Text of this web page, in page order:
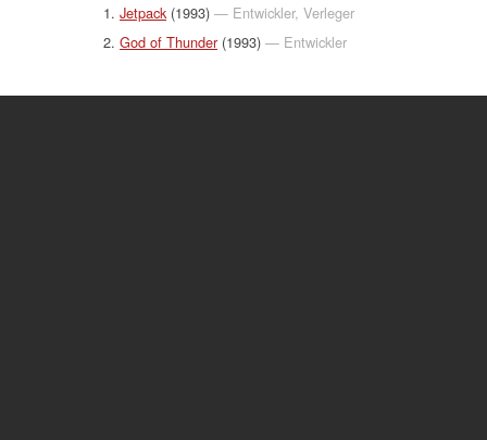
Jetpack (1993) — Entwickler, Verleger
God of Thunder(1993) — Entwickler